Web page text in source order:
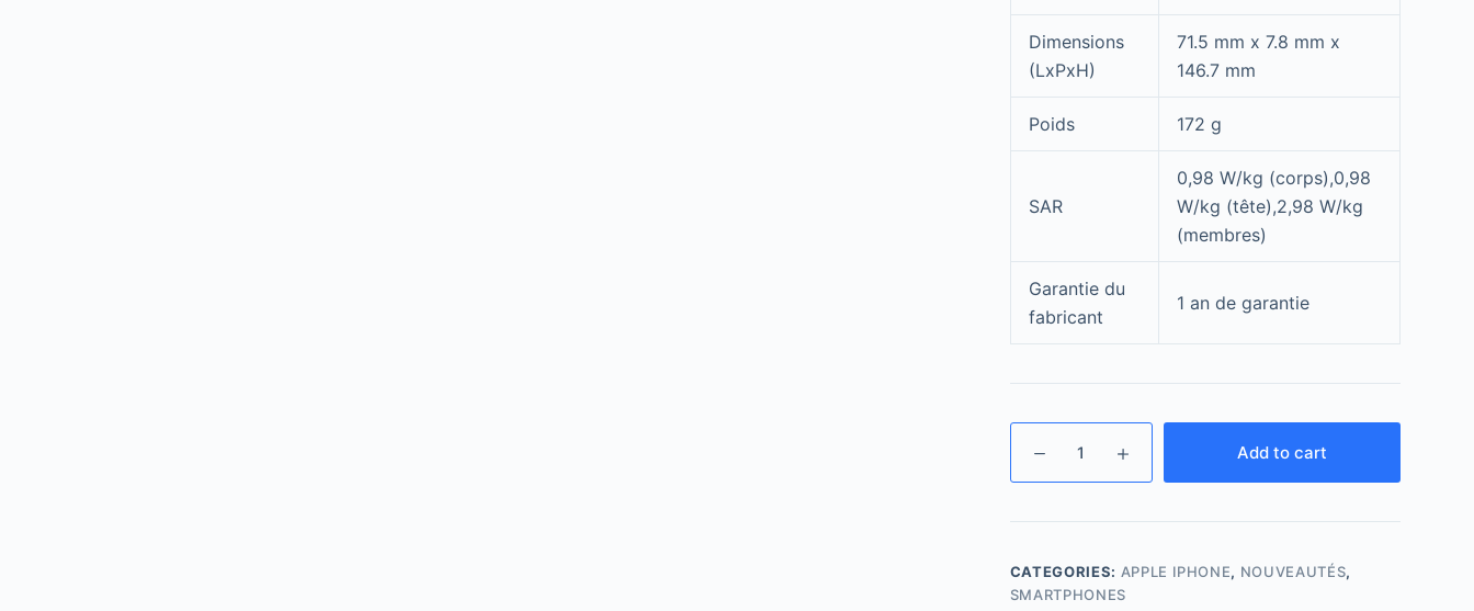
Dimensions
(LxPxH)
71.5 mm x 7.8 mm x
146.7 mm
Poids 172 g
SAR
0,98 W/kg (corps),0,98
W/kg (tête),2,98 W/kg
(membres)
Garantie du
fabricant
1 an de garantie
Add to cart
CATEGORIES: APPLE IPHONE, NOUVEAUTÉS,
SMARTPHONES